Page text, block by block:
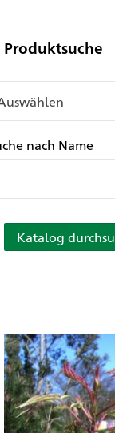
Produktsuche
nach Name
Katalog